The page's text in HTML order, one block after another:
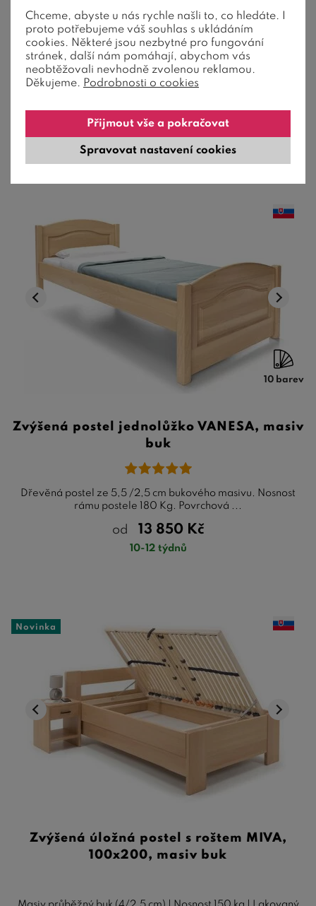
Zvýšená postel jednolůžko MIVA,
100x200, masiv buk
Masiv průběžný buk (4/2,5 cm) | Nosnost 150 kg | Lakovaný
od 9 490Kč
6-8 týdnů
10 barev
Zvýšená postel jednolůžko VANESA, masiv
buk
Dřevěná postel ze 5,5 /2,5 cm bukového masivu. Nosnost
rámu postele 180 Kg. Povrchová ...
od 13 850 Kč
10-12 týdnů
Novinka
Zvýšená úložná postel s roštem MIVA,
100x200, masiv buk
Chceme, abyste u nás rychle našli to, co hledáte. I
proto potřebujeme váš souhlas s ukládáním
cookies. Některé jsou nezbytné pro fungování
stránek, další nám pomáhají, abychom vás
neobtěžovali nevhodně zvolenou reklamou.
Děkujeme. Podrobnosti o cookies
Spravovat nastavení cookies
Přijmout vše a pokračovat